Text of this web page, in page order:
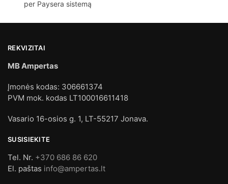
per Paysera sistemą
REKVIZITAI
MB Ampertas
Įmonės kodas: 306661374
PVM mok. kodas LT100016611418
Vasario 16-osios g. 1, LT-55217 Jonava.
SUSISIEKITE
Tel. Nr. +370 686 86 620
El. paštas info@ampertas.lt